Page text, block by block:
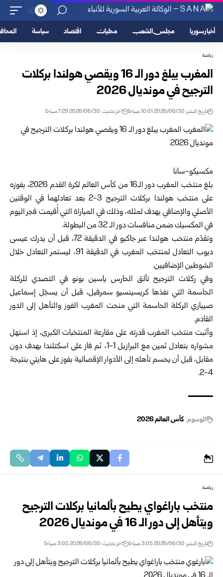
أخبار سوريا مجلس الشعب محليات اقتصاد سياسة
رياضة
المغرب يبلغ دور الـ 16 ويقصي هولندا بركلات
الترجيح في مونديال 2026‏
تاريخ النشر: 2026/06/30 10:01 صباحًا اخر تحديث: 2026/06/30 7:29 صباحًا
مكسيكو-سانا‏
بلغ منتخب المغرب دور الـ16 من كأس العالم لكرة القدم 2026، بفوزه
على منتخب هولندا ‏بركلات الترجيح 3-2 بعد تعادلهما في الوقتين
الأصلي والإضافي بهدف لمثله، وذلك في المباراة ‏التي أُقيمت فجر اليوم
في المكسيك ضمن منافسات دور الـ 32 من البطولة.‏
وتقدّم منتخب هولندا عبر جاكبو في الدقيقة 72، قبل أن يدرك عيسى
ديوب التعادل لمنتخب ‏المغرب في الدقيقة 91، ليستمر التعادل خلال
الشوطين الإضافيين.‏
وفي ركلات الترجيح تألق الحارس ياسين بونو في التصدي للركلة
الحاسمة التي نفذها كريسينسيو ‏سمرفيل، قبل أن يسجّل إسماعيل
صيباري الركلة الحاسمة التي منحت المغرب الفوز والتأهل إلى ‏الدور
القادم.‏
وأثبت منتخب المغرب قدرته على مقارعة المنتخبات الكبرى، إذ استهل
مشواره بتعادل ثمين مع ‏البرازيل 1-1، ثم فاز على اسكتلندا بهدف دون
مقابل، قبل أن يحسم تأهله إلى الأدوار الإقصائية ‏بفوز على هايتي بنتيجة
4-2.‏
الوسوم: كأس العالم 2026
رياضة
منتخب باراغواي يطيح بألمانيا بركلات الترجيح
ويتأهل إلى دور الـ 16 في مونديال 2026‏
تاريخ النشر: 2026/06/30 3:05 صباحًا اخر تحديث: 2026/06/30 3:05 صباحًا